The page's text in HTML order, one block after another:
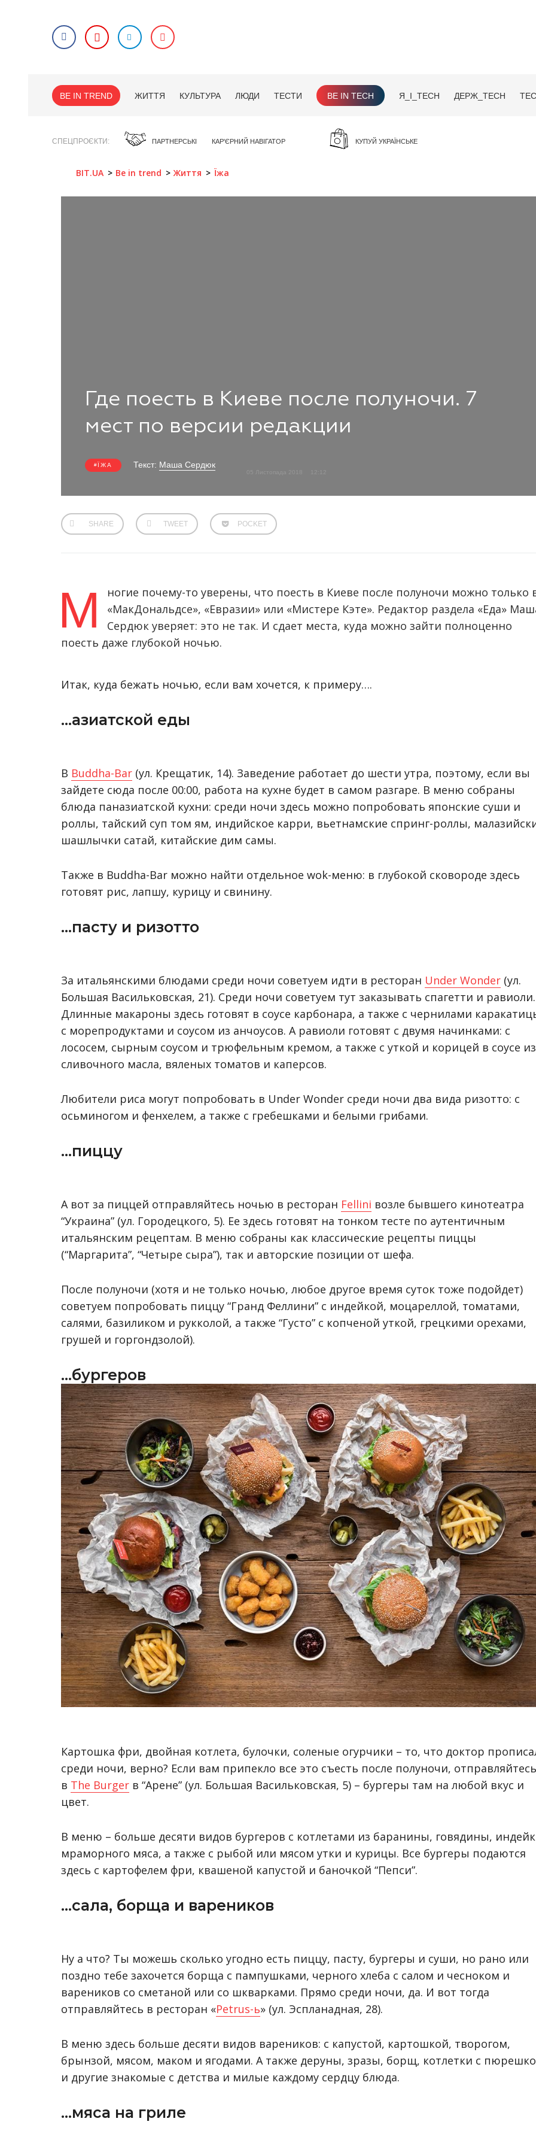
BE IN TREND ЖИТТЯ КУЛЬТУРА ЛЮДИ ТЕСТИ BE IN TECH Я_І_TECH ДЕРЖ_TECH
СПЕЦПРОЄКТИ ПАРТНЕРСЬКІ КАР'ЄРНИЙ НАВІГАТОР КУПУЙ УКРАЇНСЬКЕ
BIT.UA Be in trend Життя Їжа
Где поесть в Киеве после полуночи. 7
мест по версии редакции
ЇЖА Текст: Маша Сердюк
05 Листопада 2018
SHARE TWEET POCKET
М
ногие почему-то уверены, что поесть в Киеве после полуночи можно только
«МакДональдсе», «Евразии» или «Мистере Кэте». Редактор раздела «Еда»
Сердюк уверяет: это не так. И сдает места, куда можно зайти полноценно
поесть даже глубокой ночью.
Итак, куда бежать ночью, если вам хочется, к примеру….
…азиатской еды
В Buddha-Bar (ул. Крещатик, 14). Заведение работает до шести утра, поэтому, если вы
зайдете сюда после 00:00, работа на кухне будет в самом разгаре. В меню собраны
блюда паназиатской кухни: среди ночи здесь можно попробовать японские суши и
роллы, тайский суп том ям, индийское карри, вьетнамские спринг-роллы,
шашлычки сатай, китайские дим самы.
Также в Buddha-Bar можно найти отдельное wok-меню: в глубокой сковороде здесь
готовят рис, лапшу, курицу и свинину.
…пасту и ризотто
За итальянскими блюдами среди ночи советуем идти в ресторан Under Wonder (ул.
Большая Васильковская, 21). Среди ночи советуем тут заказывать спагетти и равиоли.
Длинные макароны здесь готовят в соусе карбонара, а также с чернилами
с морепродуктами и соусом из анчоусов. А равиоли готовят с двумя начинками: с
лососем, сырным соусом и трюфельным кремом, а также с уткой и корицей в соусе из
сливочного масла, вяленых томатов и каперсов.
Любители риса могут попробовать в Under Wonder среди ночи два вида ризотто: с
осьминогом и фенхелем, а также с гребешками и белыми грибами.
…пиццу
А вот за пиццей отправляйтесь ночью в ресторан Fellini возле бывшего кинотеатра
“Украина” (ул. Городецкого, 5). Ее здесь готовят на тонком тесте по аутентичным
итальянским рецептам. В меню собраны как классические рецепты пиццы
(“Маргарита”, “Четыре сыра”), так и авторские позиции от шефа.
После полуночи (хотя и не только ночью, любое другое время суток тоже подойдет)
советуем попробовать пиццу “Гранд Феллини” с индейкой, моцареллой, томатами,
салями, базиликом и рукколой, а также “Густо” с копченой уткой, грецкими орехами,
грушей и горгондзолой).
…бургеров
Картошка фри, двойная котлета, булочки, соленые огурчики – то, что доктор
среди ночи, верно? Если вам припекло все это съесть после полуночи, отправляйтесь
в The Burger в “Арене” (ул. Большая Васильковская, 5) – бургеры там на любой вкус и
цвет.
В меню – больше десяти видов бургеров с котлетами из баранины, говядины,
мраморного мяса, а также с рыбой или мясом утки и курицы. Все бургеры подаются
здесь с картофелем фри, квашеной капустой и баночкой “Пепси”.
…сала, борща и вареников
Ну а что? Ты можешь сколько угодно есть пиццу, пасту, бургеры и суши, но рано или
поздно тебе захочется борща с пампушками, черного хлеба с салом и чесноком и
вареников со сметаной или со шкварками. Прямо среди ночи, да. И вот тогда
отправляйтесь в ресторан «Petrus-ь» (ул. Эспланадная, 28).
В меню здесь больше десяти видов вареников: с капустой, картошкой, творогом,
брынзой, мясом, маком и ягодами. А также деруны, зразы, борщ, котлетки с
и другие знакомые с детства и милые каждому сердцу блюда.
…мяса на гриле